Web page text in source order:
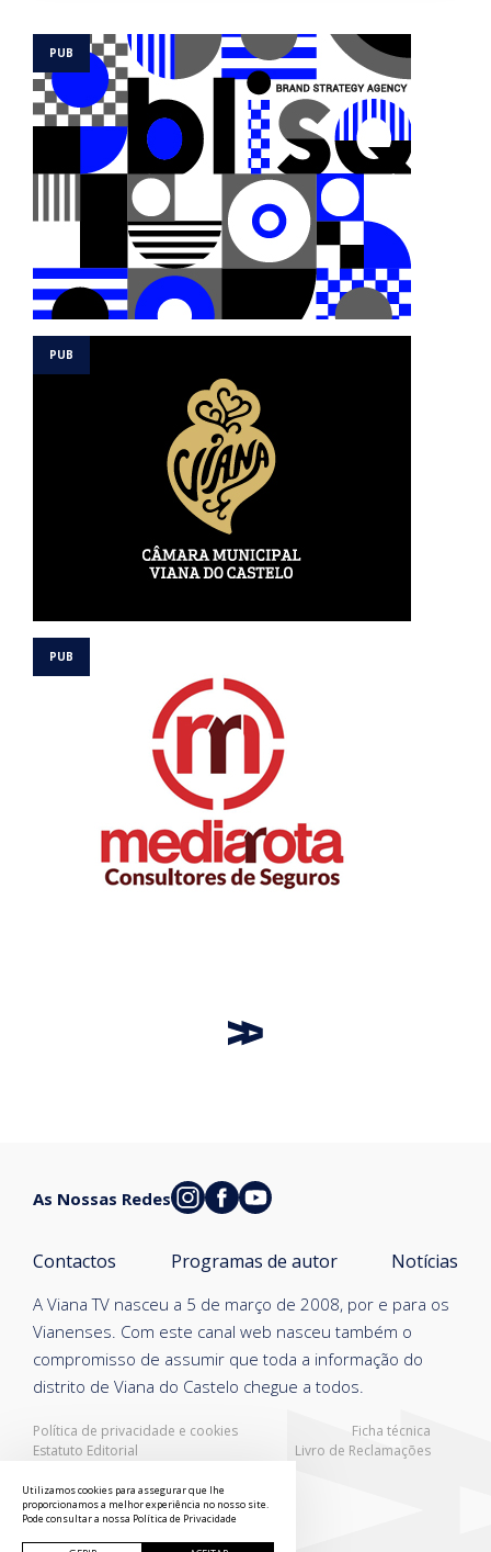
Política de privacidade e cookies
Ficha técnica
Estatuto Editorial
Livro de Reclamações
A Viana TV nasceu a 5 de março de 2008, por e para os
Vianenses. Com este canal web nasceu também o
compromisso de assumir que toda a informação do
distrito de Viana do Castelo chegue a todos.
Contactos Programas de autor Notícias
As Nossas Redes
Utilizamos cookies para assegurar que lhe
proporcionamos a melhor experiência no nosso site.
Pode consultar a nossa Política de Privacidade